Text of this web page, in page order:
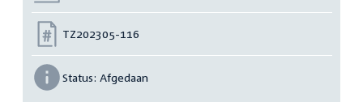
Nummer:
TZ202305-116
Status: Afgedaan